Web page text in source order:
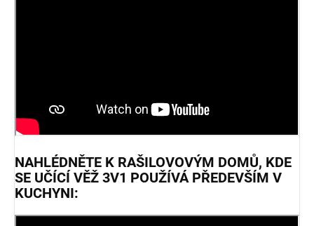
NAHLÉDNĚTE K RAŠILOVOVÝM DOMŮ, KDE
SE UČÍCÍ VĚŽ 3V1 POUŽÍVÁ PŘEDEVŠÍM V
KUCHYNI: